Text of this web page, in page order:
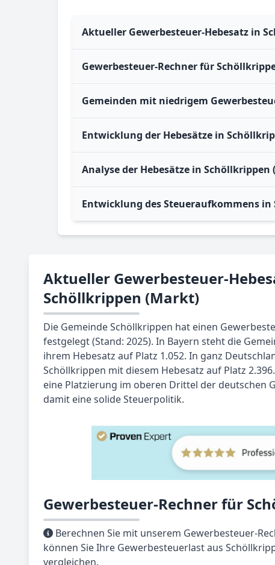
Aktueller Gewerbesteuer-Hebesatz in
Gewerbesteuer-Rechner für
Gemeinden mit niedrigem
Entwicklung der Hebesätze in
Analyse der Hebesätze in
Entwicklung des Steueraufkommens
Aktueller Gewerbesteuer-
Schöllkrippen (Markt)
Die Gemeinde Schöllkrippen hat einen
festgelegt (Stand: 2025). In Bayern steht die
ihrem Hebesatz auf Platz 1.052. In ganz
Schöllkrippen mit diesem Hebesatz auf Platz
eine Platzierung im oberen Drittel der deutschen
damit eine solide Steuerpolitik.
Gewerbesteuer-Rechner für
Berechnen Sie mit unserem Gewerbesteuer-
können Sie Ihre Gewerbesteuerlast aus
vergleichen.